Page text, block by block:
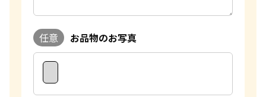
任意 お品物のお写真